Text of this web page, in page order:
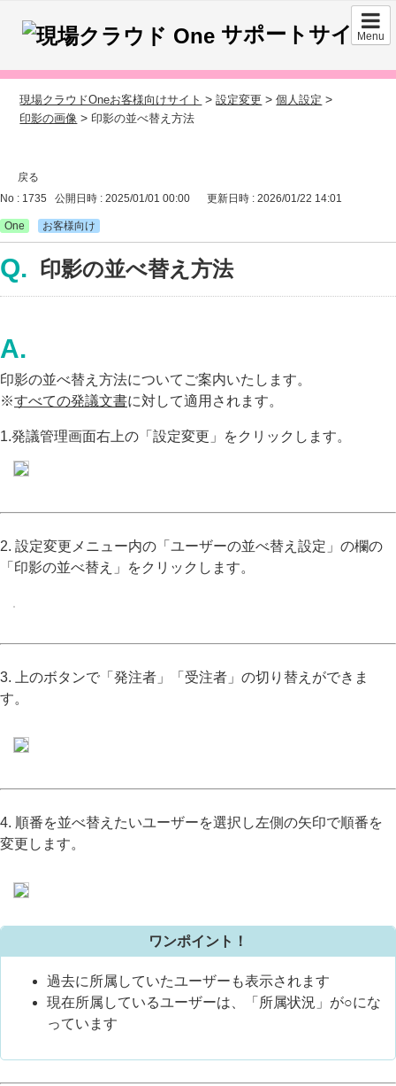
Menu
サポートサイト
現場クラウドOneお客様向けサイト >設定変更 >個人設定 >
印影の画像 > 印影の並べ替え方法
戻る
No : 1735
公開日時 : 2025/01/01 00:00 更新日時 : 2026/01/22 14:01
One お客様向け
印影の並べ替え方法
印影の並べ替え方法についてご案内いたします。
※すべての発議文書に対して適用されます。
1.発議管理画面右上の「設定変更」をクリックします。
2. 設定変更メニュー内の「ユーザーの並べ替え設定」の欄の
「印影の並べ替え」をクリックします。
3. 上のボタンで「発注者」「受注者」の切り替えができま
す。
4. 順番を並べ替えたいユーザーを選択し左側の矢印で順番を
変更します。
ワンポイント！
過去に所属していたユーザーも表示されます
現在所属しているユーザーは、「所属状況」が○にな
っています